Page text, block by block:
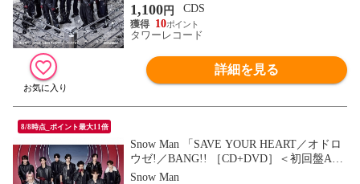
1,100円
CDS
10
タワーレコード
詳細を見る
8/8時点_ポイント最大11倍
Snow Man 「SAVE YOUR HEART／オドロ
ウゼ!／BANG!! ［CD+DVD］＜初回盤A
＞」 12cmCD Single
Snow Man